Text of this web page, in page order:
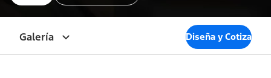
Galería Diseña y Cotiza